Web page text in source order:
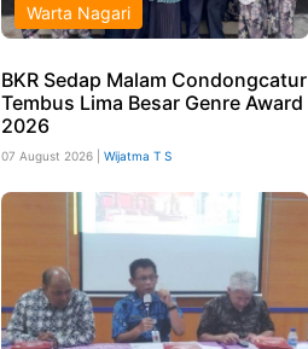
Warta Nagari
BKR Sedap Malam Condongcatur
Tembus Lima Besar Genre Award
2026
07 August 2026 | Wijatma T S